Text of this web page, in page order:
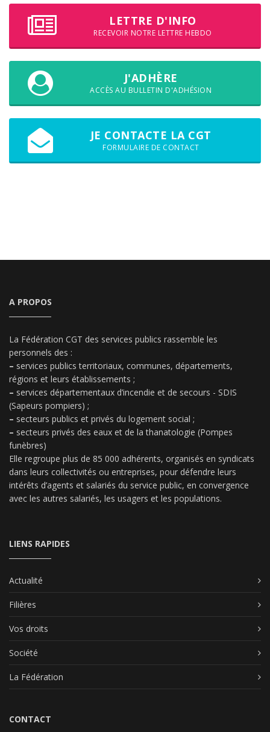
LETTRE D'INFO
RECEVOIR NOTRE LETTRE HEBDO
J'ADHÈRE
ACCÈS AU BULLETIN D'ADHÉSION
JE CONTACTE LA CGT
FORMULAIRE DE CONTACT
A PROPOS
La Fédération CGT des services publics rassemble les
personnels des :
– services publics territoriaux, communes, départements,
régions et leurs établissements ;
– services départementaux d’incendie et de secours - SDIS
(Sapeurs pompiers) ;
– secteurs publics et privés du logement social ;
– secteurs privés des eaux et de la thanatologie (Pompes
funèbres)
Elle regroupe plus de 85 000 adhérents, organisés en syndicats
dans leurs collectivités ou entreprises, pour défendre leurs
intérêts d’agents et salariés du service public, en convergence
avec les autres salariés, les usagers et les populations.
LIENS RAPIDES
Actualité
Filières
Vos droits
Société
La Fédération
CONTACT